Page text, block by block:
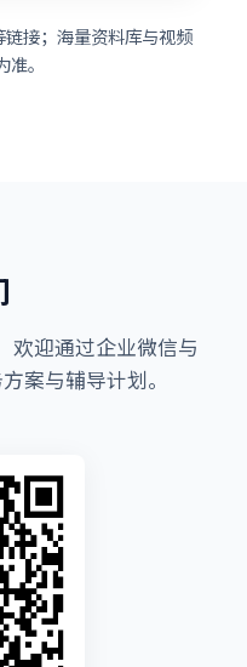
链接；海量资料库与视频
。
欢迎通过企业微信与
案与辅导计划。